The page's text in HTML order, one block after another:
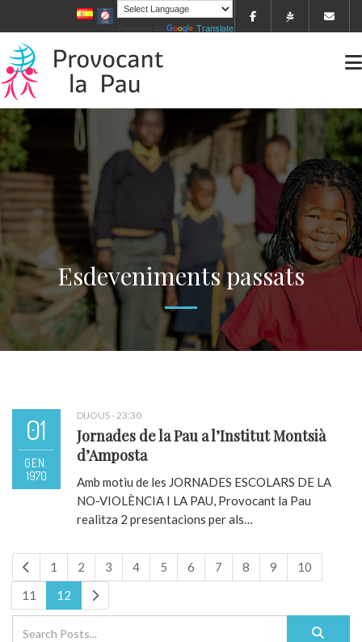
Translate
Esdeveniments passats
01
GEN.
1970
DIJOUS - 23:30
Jornades de la Pau a l’Institut Montsià
d’Amposta
Amb motiu de les JORNADES ESCOLARS DE LA
NO-VIOLÈNCIA I LA PAU, Provocant la Pau
realitza 2 presentacions per als…
1 2 3 4 5 6 7 8 9
10
11
12